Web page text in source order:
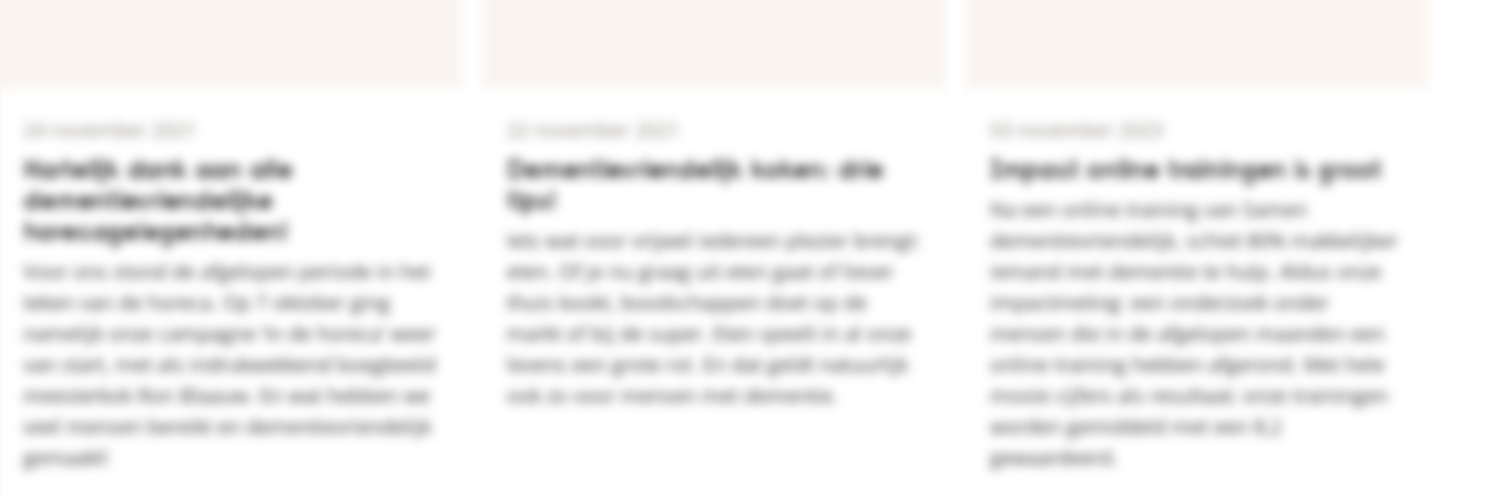
Hartelijk dank aan alle
dementievriendelijke
horecagelegenheden!
24 november 2021
Voor ons stond de afgelopen periode in het
teken van de horeca. Op 7 oktober ging
namelijk onze campagne ‘In de horeca’ weer
van start, met als indrukwekkend boegbeeld
meesterkok Ron Blaauw. En wat hebben we
veel mensen bereikt en dementievriendelijk
gemaakt!
Dementievriendelijk koken: drie
tips!
22 november 2021
Iets wat voor vrijwel iedereen plezier brengt:
eten. Of je nu graag uit eten gaat of liever
thuis kookt, boodschappen doet op de
markt of bij de super. Eten speelt in al onze
levens een grote rol. En dat geldt natuurlijk
ook zo voor mensen met dementie.
Impact online trainingen is groot
03 november 2023
Na een online training van Samen
dementievriendelijk, schiet 80% makkelijker
iemand met dementie te hulp. Aldus onze
impactmeting: een onderzoek onder
mensen die in de afgelopen maanden een
online training hebben afgerond. Met hele
mooie cijfers als resultaat; onze trainingen
worden gemiddeld met een 8,2
gewaardeerd.